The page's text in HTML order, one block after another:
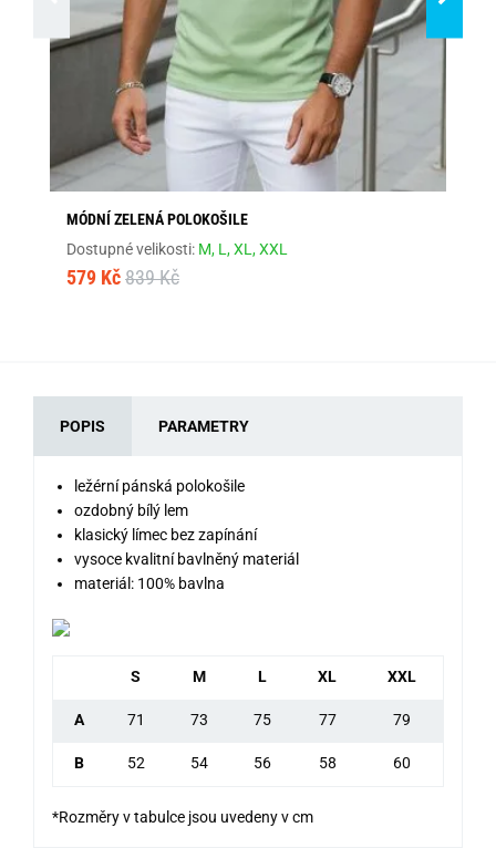
MÓDNÍ ZELENÁ POLOKOŠILE
Dostupné velikosti: M, L,XL,XXL
579 Kč 839 Kč
POPIS PARAMETRY
ležérní pánská polokošile
ozdobný bílý lem
klasický límec bez zapínání
vysoce kvalitní bavlněný materiál
materiál: 100% bavlna
S M L XL XXL
A 71 73 75 77 79
B 52 54 56 58 60
*Rozměry v tabulce jsou uvedeny v cm